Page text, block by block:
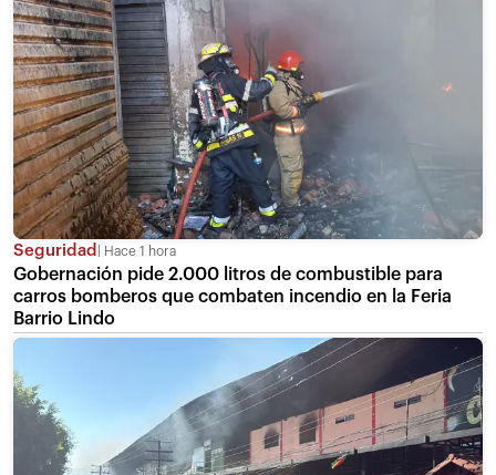
Seguridad Hace 1 hora
Gobernación pide 2.000 litros de combustible para
carros bomberos que combaten incendio en la Feria
Barrio Lindo